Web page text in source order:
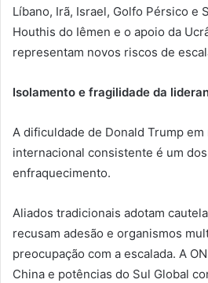
Líbano, Irã, Israel, Golfo Pérsico e
Houthis do Iêmen e o apoio da
representam novos riscos de
Isolamento e fragilidade da
A dificuldade de Donald Trump
internacional consistente é um
enfraquecimento.
Aliados tradicionais adotam
recusam adesão e organismos
preocupação com a escalada. A
China e potências do Sul Global